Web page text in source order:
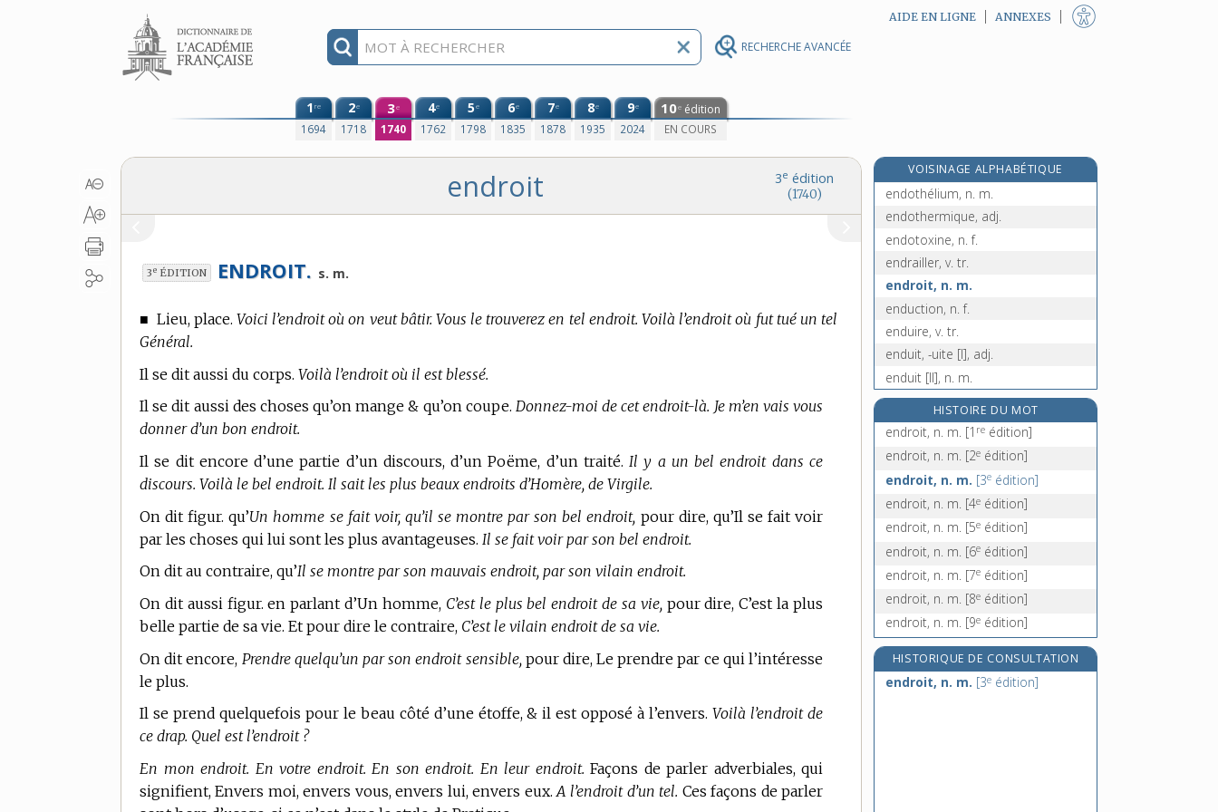
RECHERCHE AVANCÉE
Aller au contenu AIDE EN LIGNE ANNEXES
1re
1694
2e
1718
3e
1740
4e
1762
5e
1798
6e
1835
7e
1878
8e
1935
9e
2024
10e édition
EN COURS
3e édition
(1740)
endroit
3e ÉDITION ENDROIT. s. m.
■ Lieu, place. Voici l’endroit où on veut bâtir. Vous le trouverez en tel endroit. Voilà l’endroit où fut tué un tel
Général.
Il se dit aussi du corps. Voilà l’endroit où il est blessé.
Il se dit aussi des choses qu’on mange & qu’on coupe. Donnez-moi de cet endroit-là. Je m’en vais vous
donner d’un bon endroit.
Il se dit encore d’une partie d’un discours, d’un Poëme, d’un traité. Il y a un bel endroit dans ce
discours. Voilà le bel endroit. Il sait les plus beaux endroits d’Homère, de Virgile.
On dit figur. qu’Un homme se fait voir, qu’il se montre par son bel endroit, pour dire, qu’Il se fait voir
par les choses qui lui sont les plus avantageuses. Il se fait voir par son bel endroit.
On dit au contraire, qu’Il se montre par son mauvais endroit, par son vilain endroit.
On dit aussi figur. en parlant d’Un homme, C’est le plus bel endroit de sa vie, pour dire, C’est la plus
belle partie de sa vie. Et pour dire le contraire, C’est le vilain endroit de sa vie.
On dit encore, Prendre quelqu’un par son endroit sensible, pour dire, Le prendre par ce qui l’intéresse
le plus.
Il se prend quelquefois pour le beau côté d’une étoffe, & il est opposé à l’envers.Voilà l’endroit de
ce drap. Quel est l’endroit ?
En mon endroit. En votre endroit. En son endroit. En leur endroit. Façons de parler adverbiales, qui
signifient, Envers moi, envers vous, envers lui, envers eux. A l’endroit d’un tel. Ces façons de parler
VOISINAGE ALPHABÉTIQUE
endothélial, -ale, adj.
endothélium, n. m.
endothermique, adj.
endotoxine, n. f.
endrailler, v. tr.
endroit, n. m.
enduction, n. f.
enduire, v. tr.
enduit, -uite [I], adj.
enduit [II], n. m.
endurable, adj.
endurance, n. f.
endurcir, v. tr.
HISTOIRE DU MOT
endroit, n. m. [1 re édition]
endroit, n. m. [2e édition]
endroit, n. m. [3e édition]
endroit, n. m. [4e édition]
endroit, n. m. [5e édition]
endroit, n. m. [6e édition]
endroit, n. m. [7e édition]
endroit, n. m. [8e édition]
endroit, n. m. [9e édition]
HISTORIQUE DE CONSULTATION
endroit, n. m. [3e édition]